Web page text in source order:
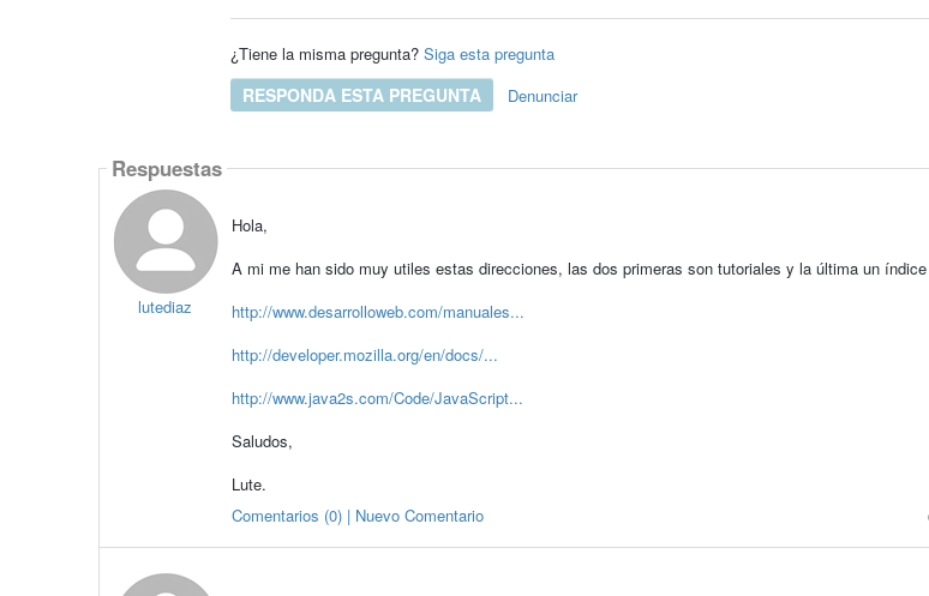
¿Tiene la misma pregunta? Siga esta pregunta
RESPONDA ESTA PREGUNTA Denunciar
Respuestas
lutediaz
Hola,
A mi me han sido muy utiles estas direcciones, las dos primeras son tutoriales y la última un
http://www.desarrolloweb.com/manuales...
http://developer.mozilla.org/en/docs/...
http://www.java2s.com/Code/JavaScript...
Saludos,
Lute.
Comentarios (0) | Nuevo Comentario